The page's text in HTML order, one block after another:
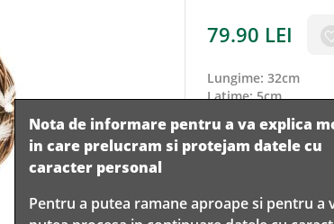
79.90 LEI
lungime: 32cm
latime:5cm
Culoare:
Acest produs nu
Nota de informare pentru a va explica
in care prelucram si protejam datele cu
caracter personal
Pentru a putea ramane aproape si pentru a